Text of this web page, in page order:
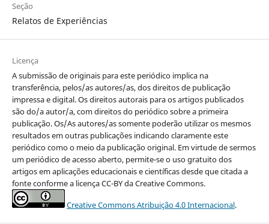
Seção
Relatos de Experiências
Licença
A submissão de originais para este periódico implica na
transferência, pelos/as autores/as, dos direitos de publicação
impressa e digital. Os direitos autorais para os artigos publicados
são do/a autor/a, com direitos do periódico sobre a primeira
publicação. Os/As autores/as somente poderão utilizar os mesmos
resultados em outras publicações indicando claramente este
periódico como o meio da publicação original. Em virtude de sermos
um periódico de acesso aberto, permite-se o uso gratuito dos
artigos em aplicações educacionais e científicas desde que citada a
fonte conforme a licença CC-BY da Creative Commons.
Creative Commons Atribuição 4.0 Internacional.